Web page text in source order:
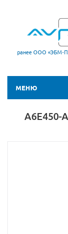
ранее ООО
МЕНЮ
A6E450-